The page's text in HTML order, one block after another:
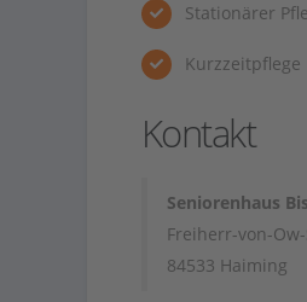
Stationärer
Kurzzeitpflege
Kontakt
Seniorenhaus
Freiherr-von-Ow-
84533 Haiming